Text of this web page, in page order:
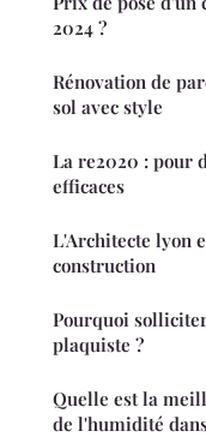
2024 ?
Rénovation de
sol avec style
La re2020 : pour
efficaces
L'Architecte lyon
construction
Pourquoi
plaquiste ?
Quelle est la
de l'humidité